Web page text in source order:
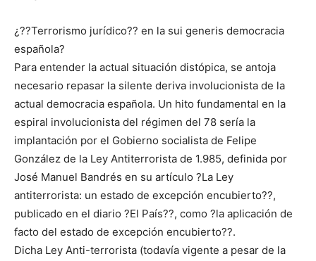
¿??Terrorismo jurídico?? en la sui generis democracia
española?
Para entender la actual situación distópica, se antoja
necesario repasar la silente deriva involucionista de la
actual democracia española. Un hito fundamental en la
espiral involucionista del régimen del 78 sería la
implantación por el Gobierno socialista de Felipe
González de la Ley Antiterrorista de 1.985, definida por
José Manuel Bandrés en su artículo ?La Ley
antiterrorista: un estado de excepción encubierto??,
publicado en el diario ?El País??, como ?la aplicación de
facto del estado de excepción encubierto??.
Dicha Ley Anti-terrorista (todavía vigente a pesar de la